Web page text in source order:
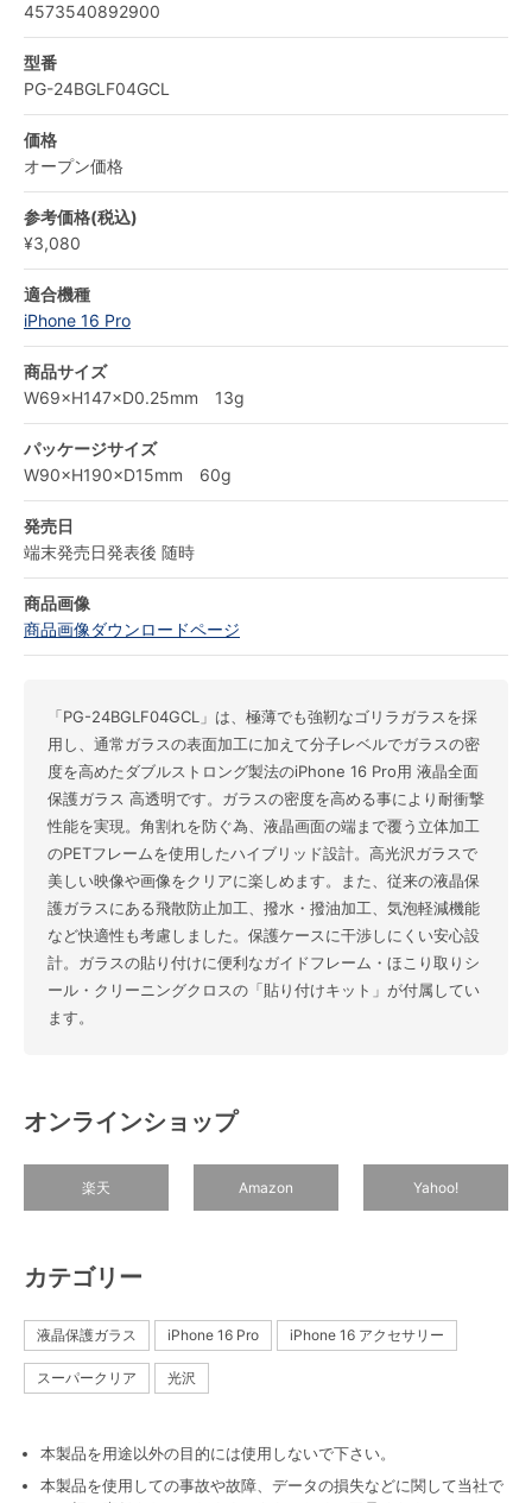
4573540892900
型番
PG-24BGLF04GCL
価格
オープン価格
参考価格(税込)
¥3,080
適合機種
iPhone 16 Pro
商品サイズ
W69×H147×D0.25mm 13g
パッケージサイズ
W90×H190×D15mm 60g
発売日
端末発売日発表後 随時
商品画像
商品画像ダウンロードページ
「PG-24BGLF04GCL」は、極薄でも強靭なゴリラガラスを採
用し、通常ガラスの表面加工に加えて分子レベルでガラスの密
度を高めたダブルストロング製法のiPhone 16 Pro用 液晶全面
保護ガラス 高透明です。ガラスの密度を高める事により耐衝撃
性能を実現。角割れを防ぐ為、液晶画面の端まで覆う立体加工
のPETフレームを使用したハイブリッド設計。高光沢ガラスで
美しい映像や画像をクリアに楽しめます。また、従来の液晶保
護ガラスにある飛散防止加工、撥水・撥油加工、気泡軽減機能
など快適性も考慮しました。保護ケースに干渉しにくい安心設
計。ガラスの貼り付けに便利なガイドフレーム・ほこり取りシ
ール・クリーニングクロスの「貼り付けキット」が付属してい
ます。
オンラインショップ
楽天 Amazon Yahoo!
カテゴリー
液晶保護ガラス iPhone 16 Pro iPhone 16 アクセサリー
スーパークリア 光沢
本製品を用途以外の目的には使用しないで下さい。
本製品を使用しての事故や故障、データの損失などに関して当社で